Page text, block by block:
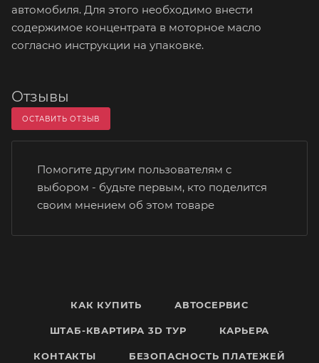
автомобиля. Для этого необходимо внести
содержимое концентрата в моторное масло
согласно инструкции на упаковке.
Отзывы
ОСТАВИТЬ ОТЗЫВ
Помогите другим пользователям с
выбором - будьте первым, кто поделится
своим мнением об этом товаре
КАК КУПИТЬ АВТОСЕРВИС
ШТАБ-КВАРТИРА 3D ТУР КАРЬЕРА
КОНТАКТЫ БЕЗОПАСНОСТЬ ПЛАТЕЖЕЙ